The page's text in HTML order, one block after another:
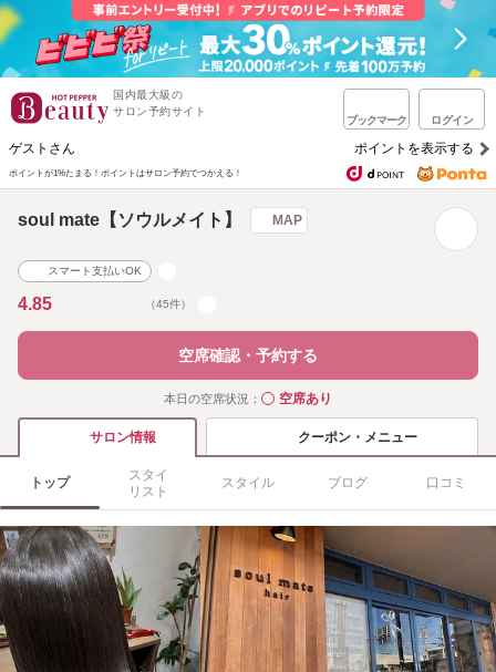
国内最大級の
サロン予約サイト
ブックマーク ログイン
ゲストさん ポイントを表示する
ポイントが1%たまる！ ポイントはサロン予約でつかえる！
soul mate【ソウルメイト】 MAP
スマート支払いOK
4.85 （45件）
空席確認・予約する
本日の空席状況： ◯空席あり
サロン情報 クーポン・メニュー
トップ
スタイ
リスト
スタイル ブログ 口コミ